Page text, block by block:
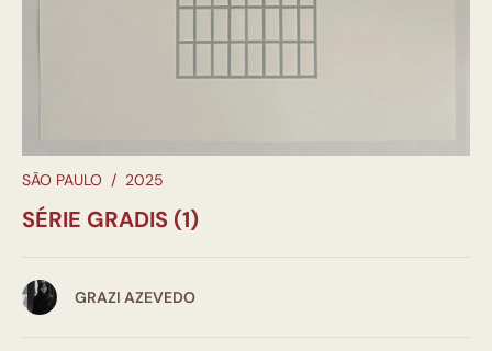
SÃO PAULO / 2025
SÉRIE GRADIS (1)
GRAZI AZEVEDO